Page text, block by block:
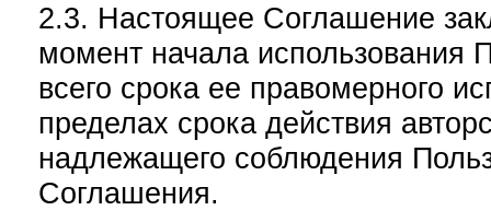
2.3. Настоящее Соглашение
момент начала использования
всего срока ее правомерного
пределах срока действия
надлежащего соблюдения
Соглашения.